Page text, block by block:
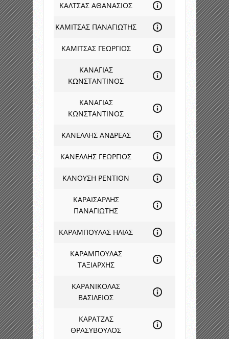
ΚΑΛΤΣΑΣ ΑΘΑΝΑΣΙΟΣ
ΚΑΜΙΤΣΑΣ ΠΑΝΑΓΙΩΤΗΣ
ΚΑΜΙΤΣΑΣ ΓΕΩΡΓΙΟΣ
ΚΑΝΑΓΙΑΣ
ΚΩΝΣΤΑΝΤΙΝΟΣ
ΚΑΝΑΓΙΑΣ
ΚΩΝΣΤΑΝΤΙΝΟΣ
ΚΑΝΕΛΛΗΣ ΑΝΔΡΕΑΣ
ΚΑΝΕΛΛΗΣ ΓΕΩΡΓΙΟΣ
ΚΑΝΟΥΣΗ ΡΕΝΤΙΟΝ
ΚΑΡΑΙΣΑΡΛΗΣ
ΠΑΝΑΓΙΩΤΗΣ
ΚΑΡΑΜΠΟΥΛΑΣ ΗΛΙΑΣ
ΚΑΡΑΜΠΟΥΛΑΣ
ΤΑΞΙΑΡΧΗΣ
ΚΑΡΑΝΙΚΟΛΑΣ
ΒΑΣΙΛΕΙΟΣ
ΚΑΡΑΤΖΑΣ
ΘΡΑΣΥΒΟΥΛΟΣ